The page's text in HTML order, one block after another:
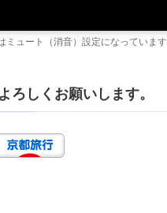
ミュート（消音）設定になっています
ろしくお願いします。